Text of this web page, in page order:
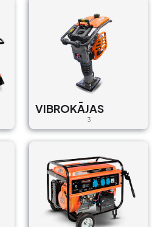
VIBROKĀJAS
3